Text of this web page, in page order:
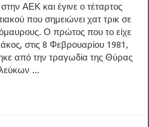
ΑΕΚ και έγινε ο τέταρτος
που σημειώνει χατ τρικ σε
Ο πρώτος που το είχε
στις 8 Φεβρουαρίου 1981,
από την τραγωδία της Θύρας
...